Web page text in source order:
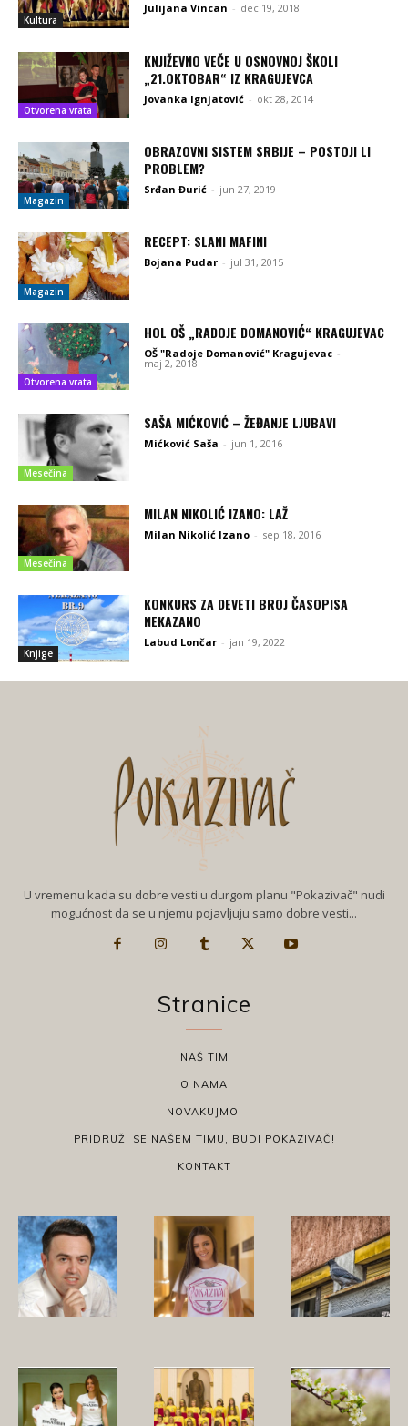
Kultura
Julijana Vincan - dec 19, 2018
Otvorena vrata
KNJIŽEVNO VEČE U OSNOVNOJ ŠKOLI
„21.OKTOBAR“ IZ KRAGUJEVCA
Jovanka Ignjatović - okt 28, 2014
Magazin
OBRAZOVNI SISTEM SRBIJE – POSTOJI LI
PROBLEM?
Srđan Đurić - jun 27, 2019
Magazin
RECEPT: SLANI MAFINI
Bojana Pudar - jul 31, 2015
Otvorena vrata
HOL OŠ „RADOJE DOMANOVIĆ“ KRAGUJEVAC
OŠ "Radoje Domanović" Kragujevac -
maj 2, 2018
Mesečina
SAŠA MIĆKOVIĆ – ŽEĐANJE LJUBAVI
Mićković Saša - jun 1, 2016
Mesečina
MILAN NIKOLIĆ IZANO: LAŽ
Milan Nikolić Izano - sep 18, 2016
Knjige
KONKURS ZA DEVETI BROJ ČASOPISA
NEKAZANO
Labud Lončar - jan 19, 2022
U vremenu kada su dobre vesti u durgom planu "Pokazivač" nudi
mogućnost da se u njemu pojavljuju samo dobre vesti...
Stranice
NAŠ TIM
O NAMA
NOVAKUJMO!
PRIDRUŽI SE NAŠEM TIMU, BUDI POKAZIVAČ!
KONTAKT